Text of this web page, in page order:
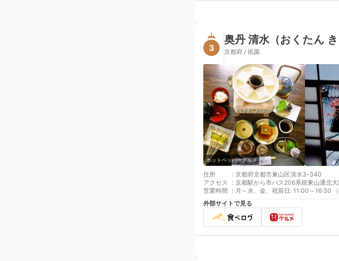
3
奥丹 清水（おくたん き
京都府 / 祇園
ホットペッパーグルメ
住所 : 京都府京都市東山区清水3-340
アクセス
: 京都駅から市バス206系統東山通北
営業時間
: 月～水、金、祝前日: 11:00～16:30
外部サイトで見る